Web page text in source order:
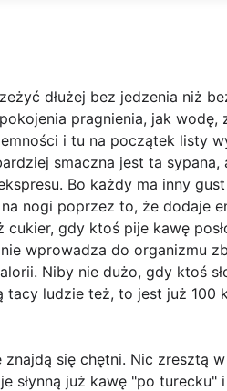
dłużej bez jedzenia niż
pragnienia, jak wodę,
i tu na początek listy
smaczna jest ta sypana,
Bo każdy ma inny
nogi poprzez to, że dodaje
gdy ktoś pije kawę
wprowadza do organizmu
Niby nie dużo, gdy ktoś
tacy ludzie też, to jest już 100
się chętni. Nic zresztą
słynną już kawę "po turecku"